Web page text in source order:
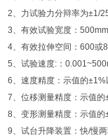
2、力试验力分辩率为±1/
3、有效试验宽度：
4、有效拉伸空间：600或
5、试验速度:：
6、速度精度：示值的±1%
7、位移测量精度：示值
8、变形测量精度：示值
9、试台升降装置：快/慢